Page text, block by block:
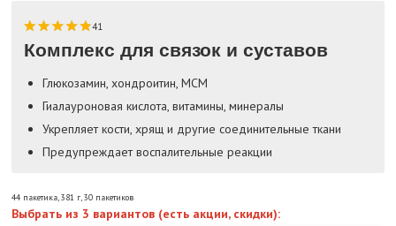
41
Комплекс для связок и суставов
Глюкозамин, хондроитин, МСМ
Гиалауроновая кислота, витамины, минералы
Укрепляет кости, хрящ и другие соединительные ткани
Предупреждает воспалительные реакции
44 пакетика,381 г,30 пакетиков
Выбрать из 3 вариантов (есть акции, скидки):